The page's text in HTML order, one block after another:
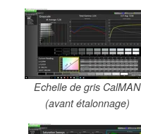
Echelle de gris CalMAN
(avant étalonnage)